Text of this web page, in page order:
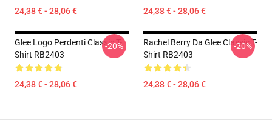
24,38 € - 28,06 € 24,38 € - 28,06 €
Glee Logo Perdenti Classic T-
Shirt RB2403
24,38 € - 28,06 €
-20%
Rachel Berry Da Glee Classic T-
Shirt RB2403
24,38 € - 28,06 €
-20%